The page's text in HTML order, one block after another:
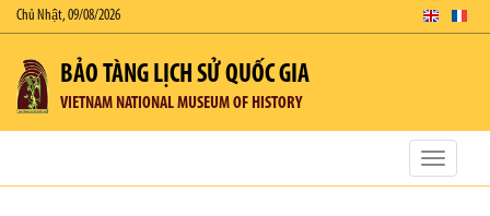
Chủ Nhật, 09/08/2026
BẢO TÀNG LỊCH SỬ QUỐC GIA
VIETNAM NATIONAL MUSEUM OF HISTORY
Toggle